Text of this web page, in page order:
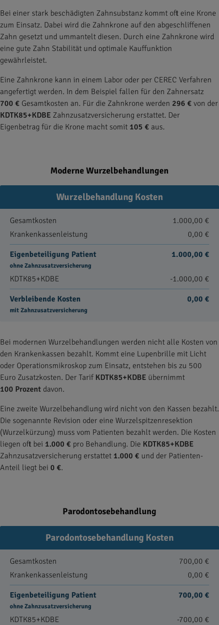
Bei einer stark beschädigten Zahnsubstanz kommt oft eine Krone
zum Einsatz. Dabei wird die Zahnkrone auf den abgeschliffenen
Zahn gesetzt und ummantelt diesen. Durch eine Zahnkrone wird
eine gute Zahn Stabilität und optimale Kauffunktion
gewährleistet.
Eine Zahnkrone kann in einem Labor oder per CEREC Verfahren
angefertigt werden. In dem Beispiel fallen für den Zahnersatz
700 € Gesamtkosten an. Für die Zahnkrone werden 296 € von der
KDTK85+KDBE Zahnzusatzversicherung erstattet. Der
Eigenbetrag für die Krone macht somit 105 € aus.
Moderne Wurzelbehandlungen
Wurzelbehandlung Kosten
Gesamtkosten
1.000,00 €
Krankenkassenleistung
0,00 €
Eigenbeteiligung Patient
ohne Zahnzusatzversicherung
1.000,00 €
KDTK85+KDBE -1.000,00 €
Verbleibende Kosten
mit Zahnzusatzversicherung
0,00 €
Bei modernen Wurzelbehandlungen werden nicht alle Kosten von
den Krankenkassen bezahlt. Kommt eine Lupenbrille mit Licht
oder Operationsmikroskop zum Einsatz, entstehen bis zu 500
Euro Zusatzkosten. Der Tarif KDTK85+KDBE übernimmt
100 Prozent davon.
Eine zweite Wurzelbehandlung wird nicht von den Kassen bezahlt.
Die sogenannte Revision oder eine Wurzelspitzenresektion
(Wurzelkürzung) muss vom Patienten bezahlt werden. Die Kosten
liegen oft bei 1.000 € pro Behandlung. Die KDTK85+KDBE
Zahnzusatzversicherung erstattet 1.000 € und der Patienten-
Anteil liegt bei 0 €.
Parodontosebehandlung
Parodontosebehandlung Kosten
Gesamtkosten
700,00 €
Krankenkassenleistung
0,00 €
Eigenbeteiligung Patient
ohne Zahnzusatzversicherung
700,00 €
KDTK85+KDBE -700,00 €